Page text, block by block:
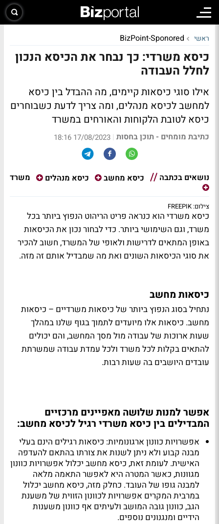
ראשי BizPoint-Sponored
כיסא משרדי: כך נבחר את הכיסא הנכון
לחלל העבודה
אילו סוגי כיסאות קיימים, מה ההבדל בין כיסא
למחשב לכיסא מנהלים, ומה צריך לדעת כשבוחרים
כיסא לטובת הלקוחות והאורחים במשרד
כתיבת מומחים - תוכן בחסות |
17/08/2023 18:16
נושאים בכתבה כיסא מחשב כיסא מנהלים משרד
צילום: FREEPIK
כיסא משרדי הוא כנראה פריט הריהוט הנפוץ ביותר בכל
משרד, וגם השימושי ביותר. כדי לבחור נכון את הכיסאות
באופן המתאים לדרישות ולאופי של המשרד, חשוב להכיר
את סוגי הכיסאות השונים ואת מה שמבדיל אותם זה מזה.
כיסאות מחשב
נתחיל בסוג הנפוץ ביותר של כיסאות משרדיים – כיסאות
מחשב. כיסאות אלו מיועדים לתמוך בגוף שלנו במהלך
שעות ארוכות של עבודה מול מסך המחשב, והם יכולים
להתאים בקלות לכל משרד ולכל עמדת עבודה שמשרתת
עובדים היושבים בה שעות רבות.
אפשר למנות שלושה מאפיינים מרכזיים
המבדילים בין כיסא משרדי רגיל לכיסא מחשב:
אפשרויות כוונון ארגונומיות: כיסאות רגילים הינם בעלי
מבנה קבוע ולא ניתן לשנות את צורתו בהתאם להעדפה
האישית. לעומת זאת, כיסא מחשב יכלול אפשרויות כוונון
מגוונות, כאשר המטרה היא לאפשר התאמה מלאה
למבנה גופו של העובד. כחלק מזה, כיסא מחשב יכלול
במרבית המקרים אפשרויות לכוונון הזווית של משענת
הגב, כוונון גובה המושב ולעיתים אף כוונון משענות
הידיים ומנגנונים נוספים.